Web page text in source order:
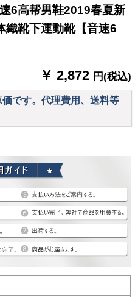
6高帮男鞋2019春夏新
織靴下運動靴【音速6
￥ 2,872 円(税込)
です。代理費用、送料等